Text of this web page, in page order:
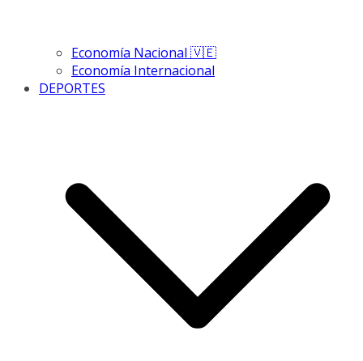
Economía Nacional 🇻🇪
Economía Internacional
DEPORTES